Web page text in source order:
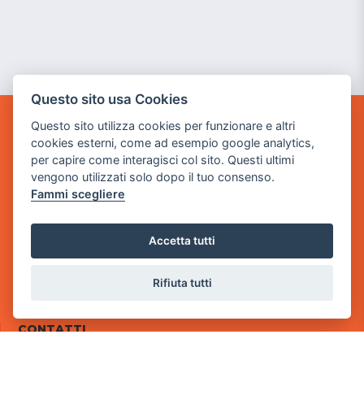
POWER GAME SRL
Sede Legale
via Villaggio dei Platani, 3
- 25014 Castenedolo, Brescia
via Industriale, 2 - 25082 Botticino, BS
Partita iva 03308130982
CONTATTI
Questo sito usa Cookies
Questo sito utilizza cookies per funzionare e altri
cookies esterni, come ad esempio google analytics,
per capire come interagisci col sito. Questi ultimi
vengono utilizzati solo dopo il tuo consenso.
Fammi scegliere
Accetta tutti
Rifiuta tutti